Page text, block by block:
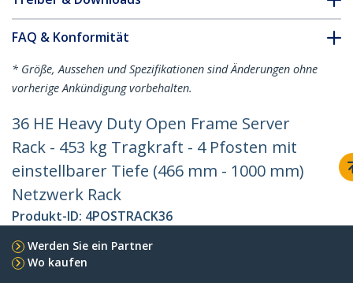
FAQ & Konformität
* Größe, Aussehen und Spezifikationen sind Änderungen ohne
vorherige Ankündigung vorbehalten.
36 HE Heavy Duty Open Frame Server
Rack - 453 kg Tragkraft - 4 Pfosten mit
einstellbarer Tiefe (466 mm - 1000 mm)
Netzwerk Rack
Produkt-ID: 4POSTRACK36
Werden Sie ein Partner
Wo kaufen